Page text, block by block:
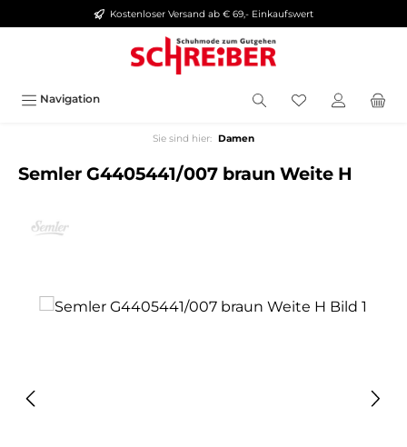
springen Kostenloser Versand ab € 69,- Einkaufswert
Navigation
Sie sind hier: Damen
Semler G4405441/007 braun Weite H
Bildergalerie überspringen